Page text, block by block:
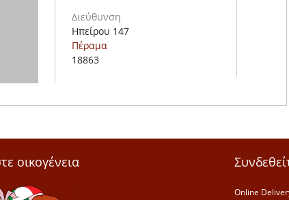
Διεύθυνση
Ηπείρου 147
Πέραμα
18863
οικογένεια
Online